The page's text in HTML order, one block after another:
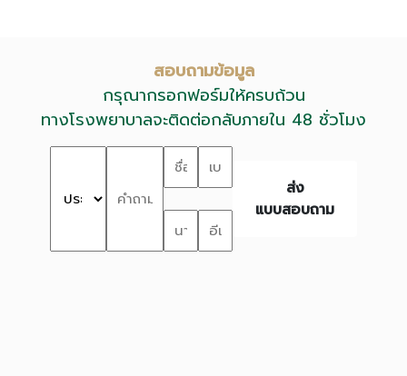
สอบถามข้อมูล
กรุณากรอกฟอร์มให้ครบถ้วน
ทางโรงพยาบาลจะติดต่อกลับภายใน 48 ชั่วโมง
ส่ง
แบบสอบถาม